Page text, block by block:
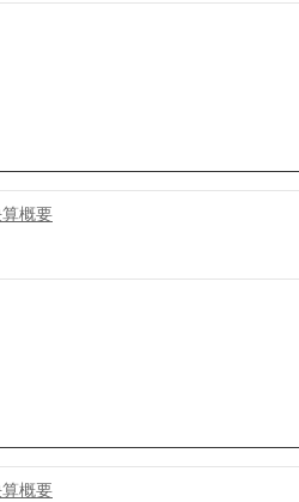
概要
概要